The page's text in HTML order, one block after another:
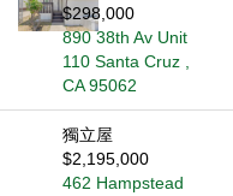
$298,000
890 38th Av Unit
110 Santa Cruz ,
CA 95062
獨立屋
$2,195,000
462 Hampstead